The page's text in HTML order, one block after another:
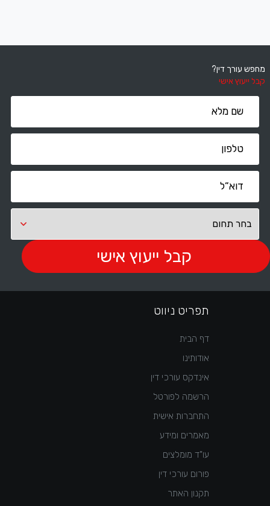
מחפש עורך דין?
קבל ייעוץ אישי
תפריט ניווט
דף הבית
אודותינו
אינדקס עורכי דין
הרשמה לפורטל
התחברות אישית
מאמרים ומידע
עו"ד מומלצים
פורום עורכי דין
תקנון האתר